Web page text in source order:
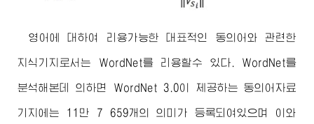
영어에 대하여 리용가능한 대표적인 동의어와 관련한
지식기지로서는 WordNet를 리용할수 있다. WordNet를
분석해본데 의하면 WordNet 3.0이 제공하는 동의어자료
기지에는 11만 7 659개의 의미가 등록되여있으며 이와